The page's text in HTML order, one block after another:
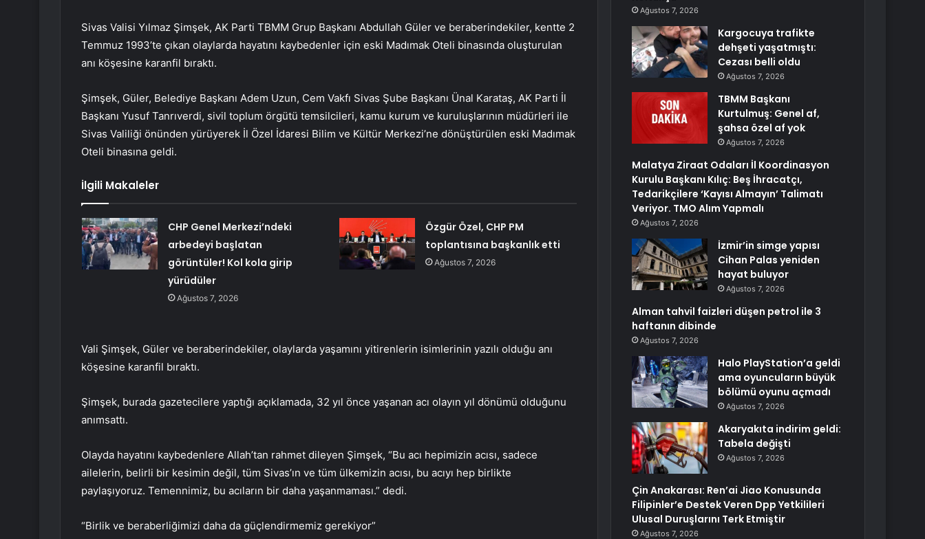
Sivas Valisi Yılmaz Şimşek, AK Parti TBMM Grup Başkanı Abdullah Güler ve beraberindekiler, kentte 2
Temmuz 1993’te çıkan olaylarda hayatını kaybedenler için eski Madımak Oteli binasında oluşturulan
anı köşesine karanfil bıraktı.
Şimşek, Güler, Belediye Başkanı Adem Uzun, Cem Vakfı Sivas Şube Başkanı Ünal Karataş, AK Parti İl
Başkanı Yusuf Tanrıverdi, sivil toplum örgütü temsilcileri, kamu kurum ve kuruluşlarının müdürleri ile
Sivas Valiliği önünden yürüyerek İl Özel İdaresi Bilim ve Kültür Merkezi’ne dönüştürülen eski Madımak
Oteli binasına geldi.
İlgili Makaleler
CHP Genel Merkezi’ndeki
arbedeyi başlatan
görüntüler! Kol kola girip
yürüdüler
Ağustos 7, 2026
Özgür Özel, CHP PM
toplantısına başkanlık etti
Ağustos 7, 2026
Vali Şimşek, Güler ve beraberindekiler, olaylarda yaşamını yitirenlerin isimlerinin yazılı olduğu anı
köşesine karanfil bıraktı.
Şimşek, burada gazetecilere yaptığı açıklamada, 32 yıl önce yaşanan acı olayın yıl dönümü olduğunu
anımsattı.
Olayda hayatını kaybedenlere Allah’tan rahmet dileyen Şimşek, “Bu acı hepimizin acısı, sadece
ailelerin, belirli bir kesimin değil, tüm Sivas’ın ve tüm ülkemizin acısı, bu acıyı hep birlikte
paylaşıyoruz. Temennimiz, bu acıların bir daha yaşanmaması.” dedi.
“Birlik ve beraberliğimizi daha da güçlendirmemiz gerekiyor”
Ağustos 7, 2026
Kargocuya trafikte
dehşeti yaşatmıştı:
Cezası belli oldu
Ağustos 7, 2026
TBMM Başkanı
Kurtulmuş: Genel af,
şahsa özel af yok
Ağustos 7, 2026
Malatya Ziraat Odaları İl Koordinasyon
Kurulu Başkanı Kılıç: Beş İhracatçı,
Tedarikçilere ‘Kayısı Almayın’ Talimatı
Veriyor. TMO Alım Yapmalı
Ağustos 7, 2026
İzmir’in simge yapısı
Cihan Palas yeniden
hayat buluyor
Ağustos 7, 2026
Alman tahvil faizleri düşen petrol ile 3
haftanın dibinde
Ağustos 7, 2026
Halo PlayStation’a geldi
ama oyuncuların büyük
bölümü oyunu açmadı
Ağustos 7, 2026
Akaryakıta indirim geldi:
Tabela değişti
Ağustos 7, 2026
Çin Anakarası: Ren’ai Jiao Konusunda
Filipinler’e Destek Veren Dpp Yetkilileri
Ulusal Duruşlarını Terk Etmiştir
Ağustos 7, 2026